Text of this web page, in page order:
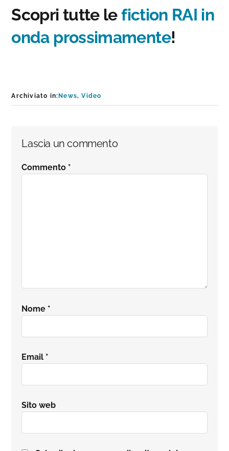
Scopri tutte lefiction RAI in
onda prossimamente!
Archiviato in: News,Video
Interazioni
del
Lascia un commento
Commento *
Nome *
Email *
Sito web